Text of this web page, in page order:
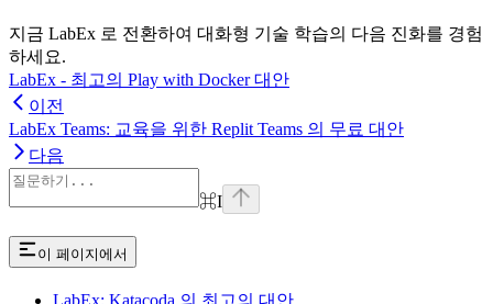
지금 LabEx 로 전환하여 대화형 기술 학습의 다음 진화를 경험
하세요.
LabEx - 최고의 Play with Docker 대안
이전
LabEx Teams: 교육을 위한 Replit Teams 의 무료 대안
다음
⌘I
이 페이지에서
LabEx: Katacoda 의 최고의 대안